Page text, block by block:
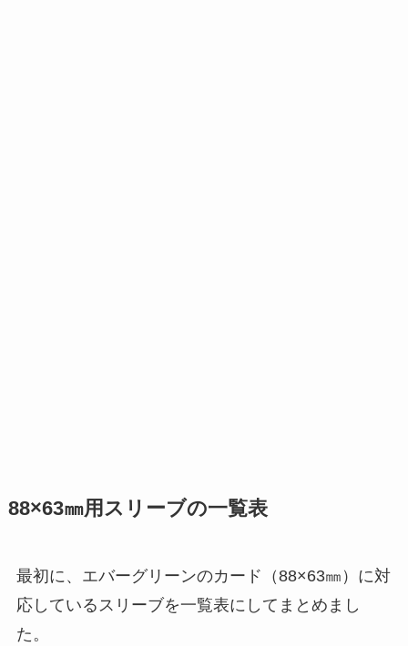
88×63㎜用スリーブの一覧表
最初に、エバーグリーンのカード（88×63㎜）に対
応しているスリーブを一覧表にしてまとめまし
た。